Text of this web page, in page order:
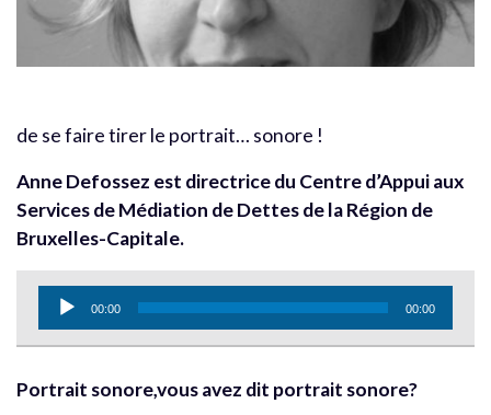
de se faire tirer le portrait… sonore !
Anne Defossez est directrice du Centre d’Appui aux
Services de Médiation de Dettes de la Région de
Bruxelles-Capitale.
Lecteur
00:00 00:00
Portrait sonore,vous avez dit portrait sonore?